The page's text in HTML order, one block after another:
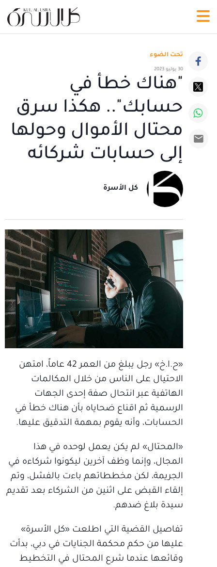
تحت الضوء
30 يوليو 2023
"هناك خطأ في
حسابك".. هكذا سرق
محتال الأموال وحولها
إلى حسابات شركائه
كل الأسرة
«ح.ا.خ» رجل يبلغ من العمر 42 عاماً، امتهن
الاحتيال على الناس من خلال المكالمات
الهاتفية عبر انتحال صفة إحدى الجهات
الرسمية ثم اقناع ضحاياه بأن هناك خطأ في
الحسابات، وأنه يقوم بمهمة التدقيق عليها.
«المحتال» لم يكن يعمل لوحده في هذا
المجال، وإنما وظف آخرين ليكونوا شركاءه في
الجريمة، لكن مخططاتهم باءت بالفشل، وتم
إلقاء القبض على اثنين من الشركاء بعد تقديم
سيدة بلاغ ضدهم.
تفاصيل القضية التي اطلعت «كل الأسرة»
عليها من حكم محكمة الجنايات في دبي، بدأت
وقائعها عندما شرع المحتال في التخطيط